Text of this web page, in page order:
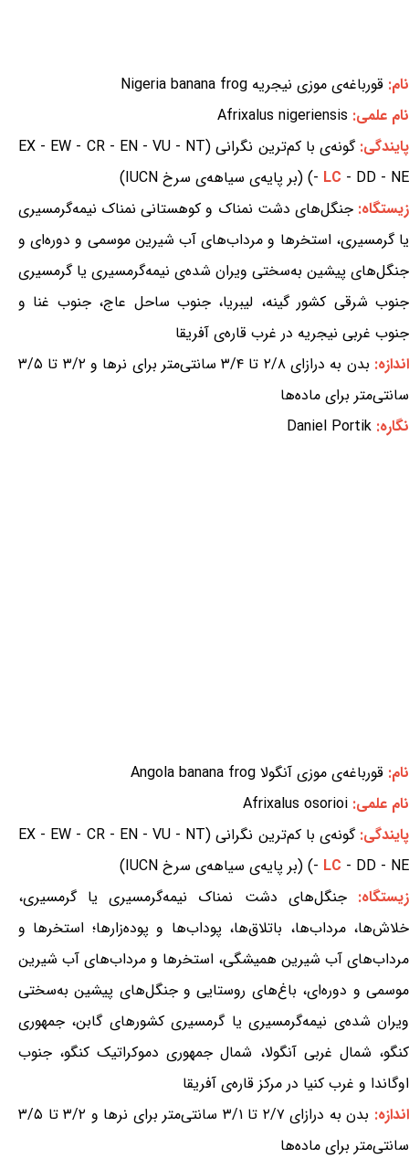
نام: قورباغه‌ی موزی نیجریه Nigeria banana frog
نام علمی: Afrixalus nigeriensis
پایندگی:
گونه‌ی با کم‌ترین نگرانی (EX - EW - CR - EN - VU - NT
- LC - DD - NE) (بر پایه‌ی سیاهه‌ی سرخ IUCN)
زیستگاه:جنگل‌های دشت نمناک و کوهستانی نمناک نیمه‌گرمسیری
یا گرمسیری، استخرها و مرداب‌های آب شیرین موسمی و دوره‌ای و
جنگل‌های پیشین به‌سختی ویران شده‌ی نیمه‌گرمسیری یا گرمسیری
جنوب شرقی کشور گینه، لیبریا، جنوب ساحل عاج، جنوب غنا و
جنوب غربی نیجریه در غرب قاره‌ی آفریقا
اندازه:
بدن به درازای ۲/۸ تا ۳/۴ سانتی‌متر برای نرها و ۳/۲ تا ۳/۵
سانتی‌متر برای ماده‌ها
نگاره: Daniel Portik
نام: قورباغه‌ی موزی آنگولا Angola banana frog
نام علمی: Afrixalus osorioi
پایندگی:
گونه‌ی با کم‌ترین نگرانی (EX - EW - CR - EN - VU - NT
- LC - DD - NE) (بر پایه‌ی سیاهه‌ی سرخ IUCN)
زیستگاه:جنگل‌های دشت نمناک نیمه‌گرمسیری یا گرمسیری،
خلاش‌ها، مرداب‌ها، باتلاق‌ها، پوداب‌ها و پوده‌زارها؛ استخرها و
مرداب‌های آب شیرین همیشگی، استخرها و مرداب‌های آب شیرین
موسمی و دوره‌ای، باغ‌های روستایی و جنگل‌های پیشین به‌سختی
ویران شده‌ی نیمه‌گرمسیری یا گرمسیری کشورهای گابن، جمهوری
کنگو، شمال غربی آنگولا، شمال جمهوری دموکراتیک کنگو، جنوب
اوگاندا و غرب کنیا در مرکز قاره‌ی آفریقا
اندازه:
بدن به درازای ۲/۷ تا ۳/۱ سانتی‌متر برای نرها و ۳/۲ تا ۳/۵
سانتی‌متر برای ماده‌ها